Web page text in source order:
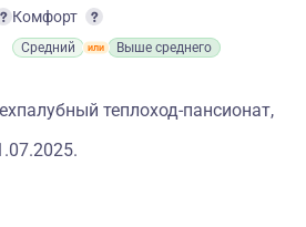
Комфорт
Средний Выше среднего
теплоход-пансионат,